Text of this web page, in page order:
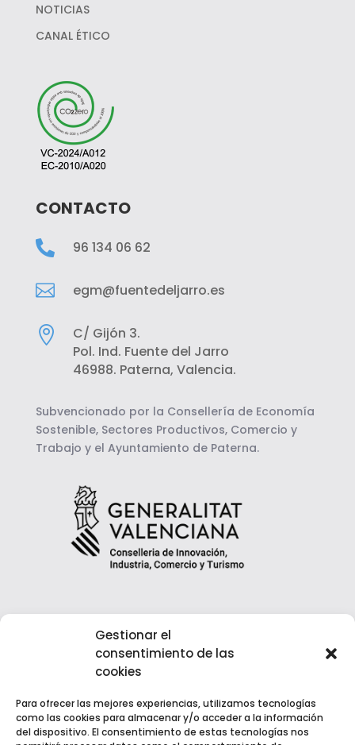
Gestionar el
consentimiento de las
cookies
Para ofrecer las mejores experiencias, utilizamos tecnologías
como las cookies para almacenar y/o acceder a la información
del dispositivo. El consentimiento de estas tecnologías nos
NOTICIAS
CANAL ÉTICO
CONTACTO
 96 134 06 62
 egm@fuentedeljarro.es

C/ Gijón 3.
Pol. Ind. Fuente del Jarro
46988. Paterna, Valencia.
Subvencionado por la Consellería de Economía
Sostenible, Sectores Productivos, Comercio y
Trabajo y el Ayuntamiento de Paterna.